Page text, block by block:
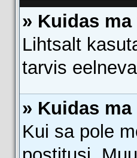
» Kuidas
Lihtsalt
tarvis
» Kuidas
Kui sa pole